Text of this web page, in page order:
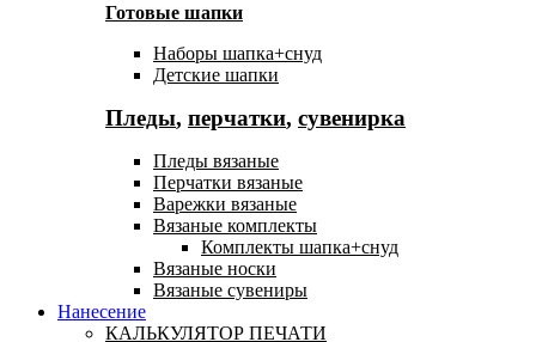
Готовые шапки
Наборы шапка+снуд
Детские шапки
Пледы, перчатки, сувенирка
Пледы вязаные
Перчатки вязаные
Варежки вязаные
Вязаные комплекты
Комплекты шапка+снуд
Вязаные носки
Вязаные сувениры
Нанесение
КАЛЬКУЛЯТОР ПЕЧАТИ